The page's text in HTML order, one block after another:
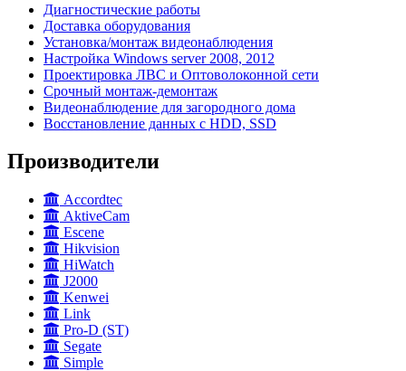
Диагностические работы
Доставка оборудования
Установка/монтаж видеонаблюдения
Настройка Windows server 2008, 2012
Проектировка ЛВС и Оптоволоконной сети
Срочный монтаж-демонтаж
Видеонаблюдение для загородного дома
Восстановление данных с HDD, SSD
Производители
Accordtec
AktiveCam
Escene
Hikvision
HiWatch
J2000
Kenwei
Link
Pro-D (ST)
Segate
Simple